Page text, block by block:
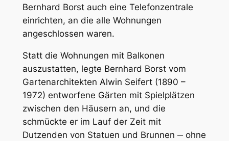
Bernhard Borst auch eine Telefonzentrale
einrichten, an die alle Wohnungen
angeschlossen waren.
Statt die Wohnungen mit Balkonen
auszustatten, legte Bernhard Borst vom
Gartenarchitekten Alwin Seifert (1890 –
1972) entworfene Gärten mit Spielplätzen
zwischen den Häusern an, und die
schmückte er im Lauf der Zeit mit
Dutzenden von Statuen und Brunnen ‒ ohne